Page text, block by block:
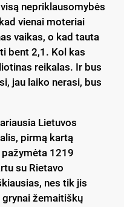
nepriklausomybės
vienai moteriai
vaikas, o kad tauta
bent 2,1. Kol kas
reikalas. Ir bus
jau laiko nerasi, bus
Lietuvos
pirmą kartą
1219
su Rietavo
nes tik jis
žemaitiškų